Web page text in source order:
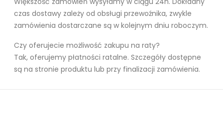
czas dostawy zależy od obsługi przewoźnika, zwykle
zamówienia dostarczane są w kolejnym dniu roboczym.
Czy oferujecie możliwość zakupu na raty?
Tak, oferujemy płatności ratalne. Szczegóły dostępne
są na stronie produktu lub przy finalizacji zamówienia.